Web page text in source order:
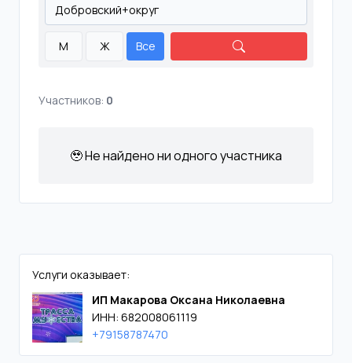
М Ж Все
Участников: 0
🥹 Не найдено ни одного участника
Услуги оказывает:
ИП Макарова Оксана Николаевна
ИНН: 682008061119
+79158787470